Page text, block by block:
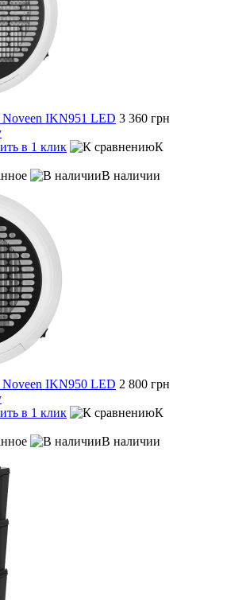
IKN951 LED 3 360 грн
в 1 клик
К
В наличии
IKN950 LED 2 800 грн
в 1 клик
К
В наличии